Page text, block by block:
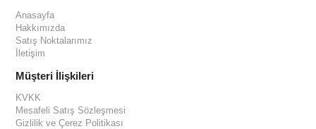
Anasayfa
Hakkımızda
Satış Noktalarımız
İletişim
Müşteri İlişkileri
KVKK
Mesafeli Satış Sözleşmesi
Gizlilik ve Çerez Politikası